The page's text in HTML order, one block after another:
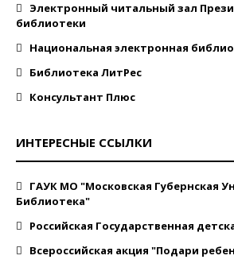
Электронный читальный зал
библиотеки
Национальная электронная
Библиотека ЛитРес
Консультант Плюс
ИНТЕРЕСНЫЕ ССЫЛКИ
ГАУК МО "Московская Губернская
Библиотека"
Российская Государственная
Всероссийская акция "Подари